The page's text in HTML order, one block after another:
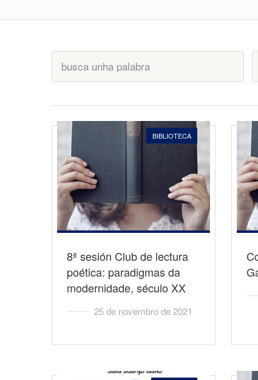
BIBLIOTECA
8ª sesión Club de lectura
poética: paradigmas da
modernidade, século XX
25 de novembro de 2021